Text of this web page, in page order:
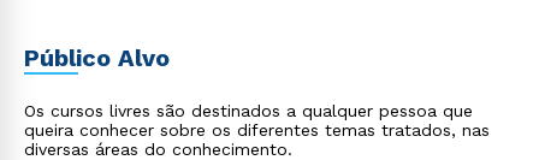
Público Alvo
Os cursos livres são destinados a qualquer pessoa que
queira conhecer sobre os diferentes temas tratados, nas
diversas áreas do conhecimento.